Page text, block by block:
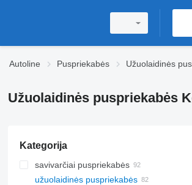
Autoline Puspriekabės Užuolaidinės
Užuolaidinės puspriekabės
Kategorija
savivarčiai puspriekabės
užuolaidinės puspriekabės